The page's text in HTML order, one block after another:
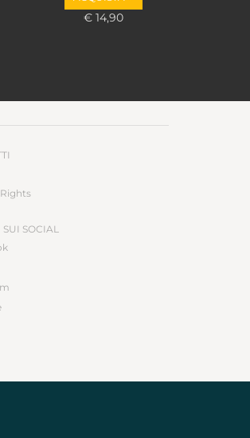
€ 14,90
SUI SOCIAL